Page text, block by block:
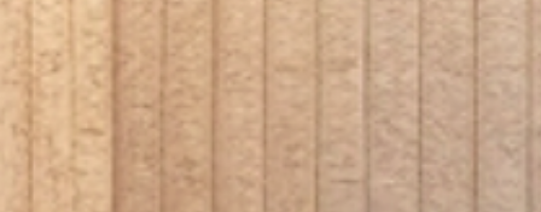
Toepassingen;
Woonkamers
Badkamers (buiten de douchezone)
Hal of entree
Commerciële ruimtes
Buitenruimtes onder afdak